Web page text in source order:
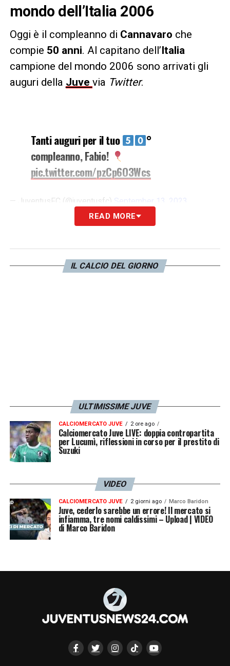
mondo dell’Italia 2006
Oggi è il compleanno di Cannavaro che
compie 50 anni. Al capitano dell’Italia
campione del mondo 2006 sono arrivati gli
auguri della Juve via Twitter.
Tanti auguri per il tuo
°
compleanno, Fabio!
pic.twitter.com/pzCp6O3Wcs
— JuventusFC (@juventusfc) September 13, 2023
In bianconero Cannavaro ha giocato in due
2006 e nella stagione 2009-2010) vincendo
due scudettie collezionando128 presenze
READ MORE
IL CALCIO DEL GIORNO
ULTIMISSIME JUVE
CALCIOMERCATO JUVE 2 ore ago
Calciomercato Juve LIVE: doppia contropartita
per Lucumì, riflessioni in corso per il prestito di
Suzuki
VIDEO
CALCIOMERCATO JUVE 2 giorni ago Marco Baridon
Juve, cederlo sarebbe un errore! Il mercato si
infiamma, tre nomi caldissimi – Upload | VIDEO
di Marco Baridon